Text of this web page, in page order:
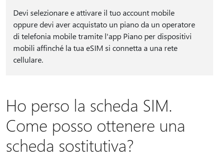
Devi selezionare e attivare il tuo account mobile
oppure devi aver acquistato un piano da un operatore
di telefonia mobile tramite l'app Piano per dispositivi
mobili affinché la tua eSIM si connetta a una rete
cellulare.
Ho perso la scheda SIM.
Come posso ottenere una
scheda sostitutiva?